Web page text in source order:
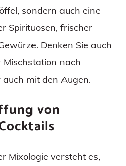
sondern auch eine
Spirituosen, frischer
Denken Sie auch
nach –
mit den Augen.
von
Mixologie versteht es,